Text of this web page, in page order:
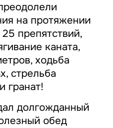
на протяжении
препятствий,
каната,
ходьба
стрельба
гранат!
долгожданный
обед